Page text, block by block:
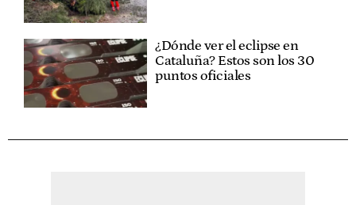
¿Dónde ver el eclipse en
Cataluña? Estos son los 30
puntos oficiales